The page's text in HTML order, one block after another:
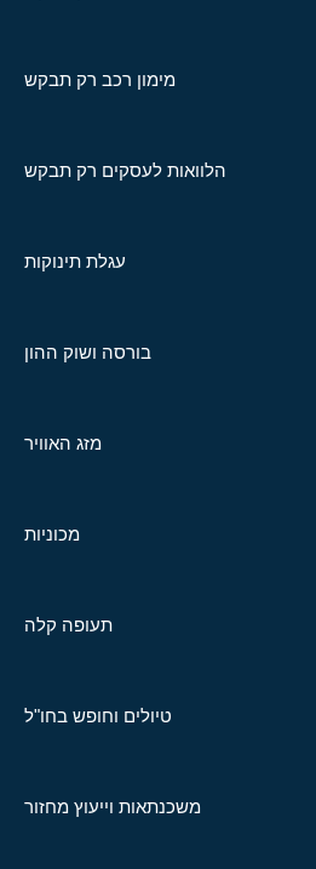
מימון רכב רק תבקש
הלוואות לעסקים רק תבקש
עגלת תינוקות
בורסה ושוק ההון
מזג האוויר
מכוניות
תעופה קלה
טיולים וחופש בחו"ל
משכנתאות וייעוץ מחזור